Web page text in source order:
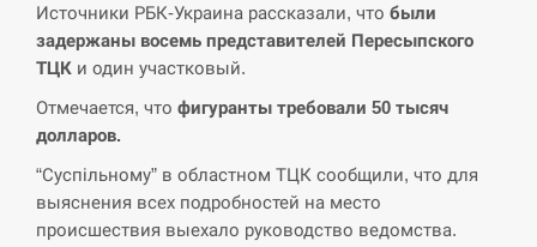
14:10
збільшення потоку води до…
СЕРПЕНЬ
13:53
В Москве пожаловались на “кратный рост” атак
Источники РБК-Украина рассказали, что были
задержаны восемь представителей Пересыпского
ТЦК и один участковый.
Отмечается, что фигуранты требовали 50 тысяч
долларов.
“Суспільному” в областном ТЦК сообщили, что для
выяснения всех подробностей на место
происшествия выехало руководство ведомства.